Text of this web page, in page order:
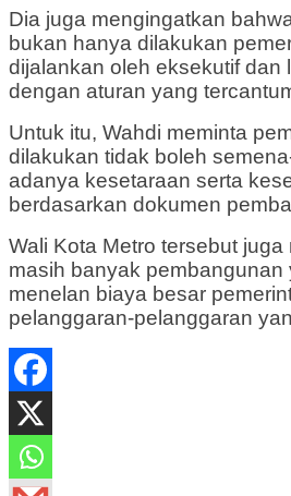
Dia juga mengingatkan
bukan hanya dilakukan
dijalankan oleh eksekutif dan
dengan aturan yang
Untuk itu, Wahdi meminta
dilakukan tidak boleh
adanya kesetaraan serta
berdasarkan dokumen
Wali Kota Metro tersebut juga
masih banyak pembangunan
menelan biaya besar
pelanggaran-pelanggaran